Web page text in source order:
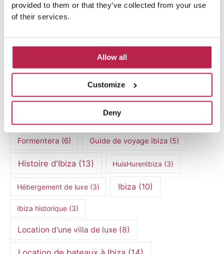
provided to them or that they’ve collected from your use
of their services.
Allow all
Customize
Deny
Beauté naturelle Ibiza (6) Casa Tranquila(4)
Cuisine méditerranéenne
Culture Ibiza(15) Découvertes culinaires(3)
Expériences culinaires(6)
Expériences culinaires à Ibiza
Formentera (6) Guide de voyage Ibiza(5)
Histoire d'Ibiza (13) HuisHurenIbiza (3)
Hébergement de luxe(3) Ibiza (10)
Ibiza historique(3)
Location d'une villa de luxe (8)